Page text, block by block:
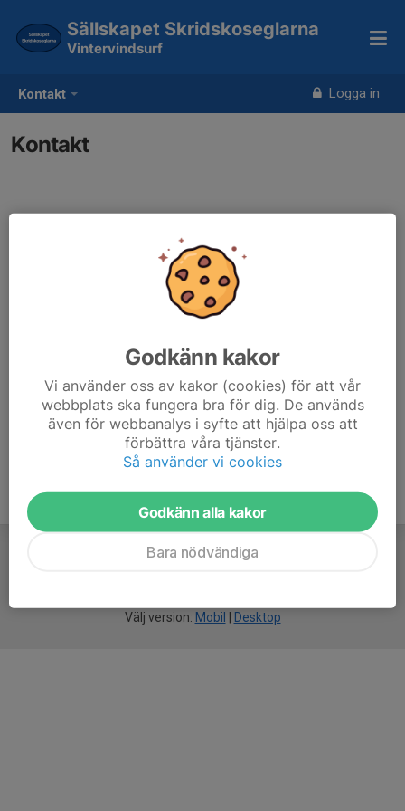
Kontakt Logga in
Sällskapet Skridskoseglarna
Vintervindsurf
Kontakt
E-post visas bara för inloggade
Välj version: Mobil Desktop
Godkänn kakor
Vi använder oss av kakor (cookies) för att vår
webbplats ska fungera bra för dig. De används
även för webbanalys i syfte att hjälpa oss att
förbättra våra tjänster.
Så använder vi cookies
Godkänn alla kakor
Bara nödvändiga